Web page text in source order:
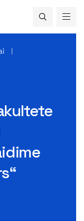
simuliaciniame